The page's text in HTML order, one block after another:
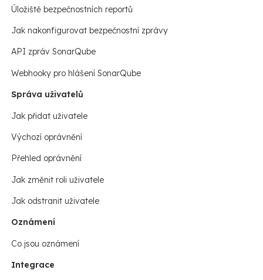
Úložiště bezpečnostních reportů
Jak nakonfigurovat bezpečnostní zprávy
API zpráv SonarQube
Webhooky pro hlášení SonarQube
Správa uživatelů
Jak přidat uživatele
Výchozí oprávnění
Přehled oprávnění
Jak změnit roli uživatele
Jak odstranit uživatele
Oznámení
Co jsou oznámení
Integrace